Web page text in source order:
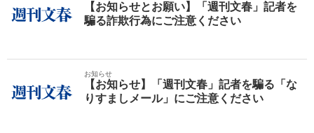
【お知らせとお願い】「週刊文春」記者を
騙る詐欺行為にご注意ください
お知らせ
【お知らせ】「週刊文春」記者を騙る「な
りすましメール」にご注意ください